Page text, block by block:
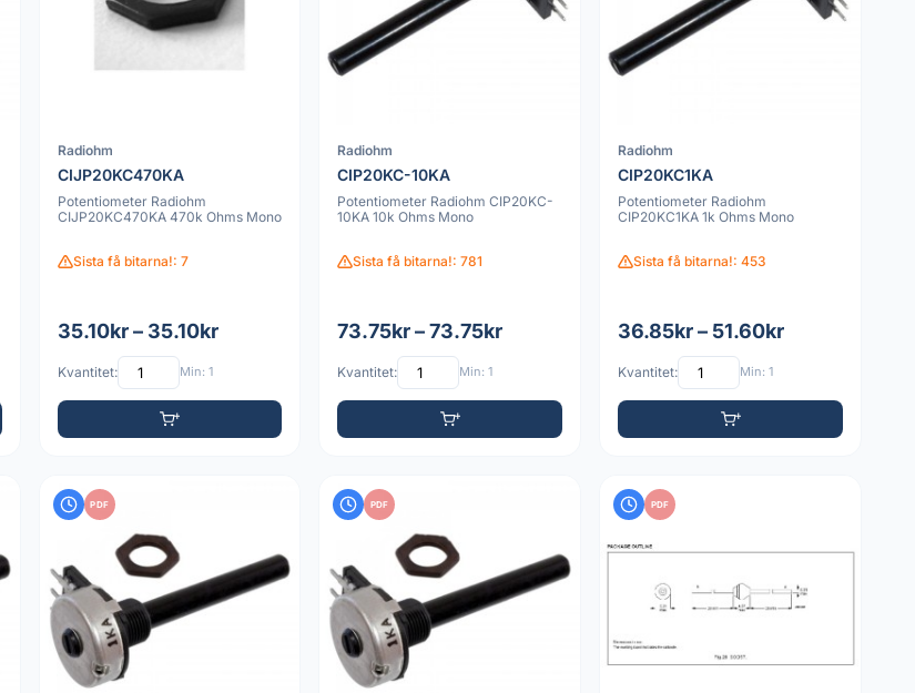
Radiohm
CIJP20KC470KA
Potentiometer Radiohm
CIJP20KC470KA 470k Ohms Mono
Sista få bitarna!: 7
35.10kr – 35.10kr
Kvantitet: Min: 1
Radiohm
CIP20KC-10KA
Potentiometer Radiohm CIP20KC-
10KA 10k Ohms Mono
Sista få bitarna!: 781
73.75kr – 73.75kr
Kvantitet: Min: 1
Radiohm
CIP20KC1KA
Potentiometer Radiohm
CIP20KC1KA 1k Ohms Mono
Sista få bitarna!: 453
36.85kr – 51.60kr
Kvantitet: Min: 1
PDF PDF PDF